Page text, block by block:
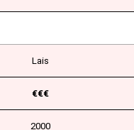
Lais
€€€
2000